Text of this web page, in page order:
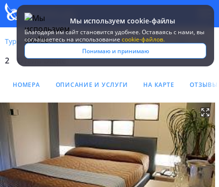
Мы используем cookie-файлы
Благодаря им сайт становится удобнее. Оставаясь c нами, вы
соглашаетесь на использование cookie-файлов.
Понимаю и принимаю
Туры Италия Лидо ди Езоло Dante
Отель Dante 2*
2 Отель Dante
НОМЕРА ОПИСАНИЕ И УСЛУГИ НА КАРТЕ ОТЗЫВЫ